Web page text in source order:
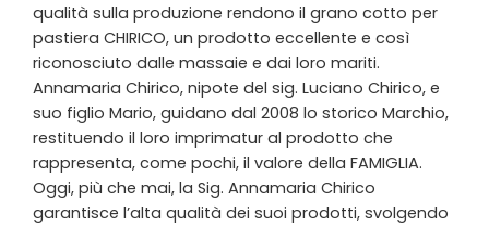
qualità sulla produzione rendono il grano cotto per
pastiera CHIRICO, un prodotto eccellente e così
riconosciuto dalle massaie e dai loro mariti.
Annamaria Chirico, nipote del sig. Luciano Chirico, e
suo figlio Mario, guidano dal 2008 lo storico Marchio,
restituendo il loro imprimatur al prodotto che
rappresenta, come pochi, il valore della FAMIGLIA.
Oggi, più che mai, la Sig. Annamaria Chirico
garantisce l’alta qualità dei suoi prodotti, svolgendo